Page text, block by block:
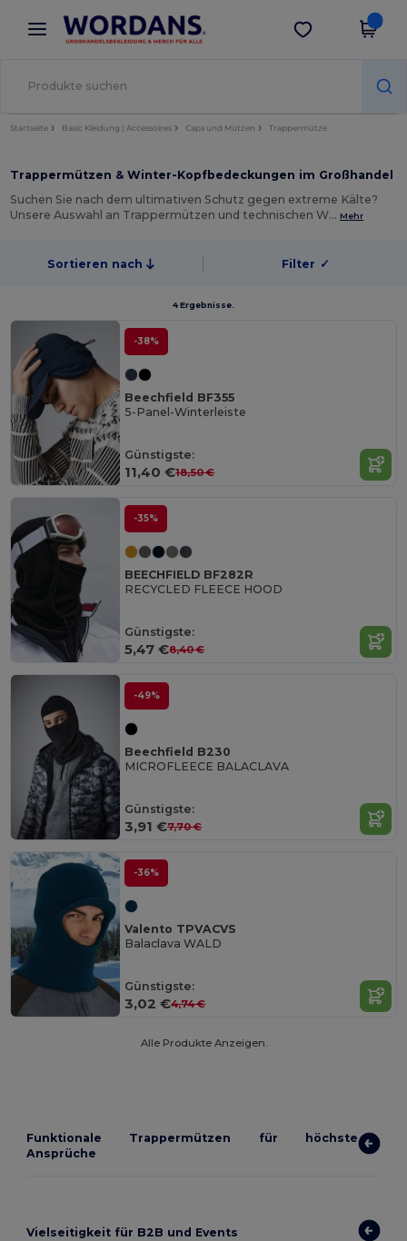
× Wordans App
Bessere Preise in der App!
App holen
Startseite Basic Kleidung | Accessoires Caps und Mützen Trappermütze
Trappermützen & Winter-Kopfbedeckungen im Großhandel
Suchen Sie nach dem ultimativen Schutz gegen extreme Kälte?
Unsere Auswahl an Trappermützen und technischen W… Mehr
Sortieren nach Filter ✓
4 Ergebnisse.
-38%
Beechfield BF355
5-Panel-Winterleiste
Günstigste:
11,40 €18,50 €
-35%
BEECHFIELD BF282R
RECYCLED FLEECE HOOD
Günstigste:
5,47 €8,40 €
-49%
Beechfield B230
MICROFLEECE BALACLAVA
Günstigste:
3,91 €7,70 €
-36%
Valento TPVACVS
Balaclava WALD
Günstigste:
3,02 €4,74 €
Alle Produkte Anzeigen.
Funktionale Trappermützen für höchste
Ansprüche
Vielseitigkeit für B2B und Events